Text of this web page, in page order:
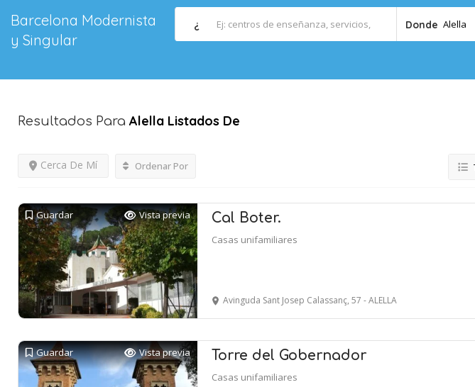
Barcelona Modernista
y Singular
¿ Donde Alella
Resultados Para Alella Listados De
Cerca De Mí Ordenar Por
Guardar Vista previa Cal Boter.
Casas unifamiliares
Avinguda Sant Josep Calassanç, 57 - ALELLA
Guardar Vista previa Torre del Gobernador
Casas unifamiliares